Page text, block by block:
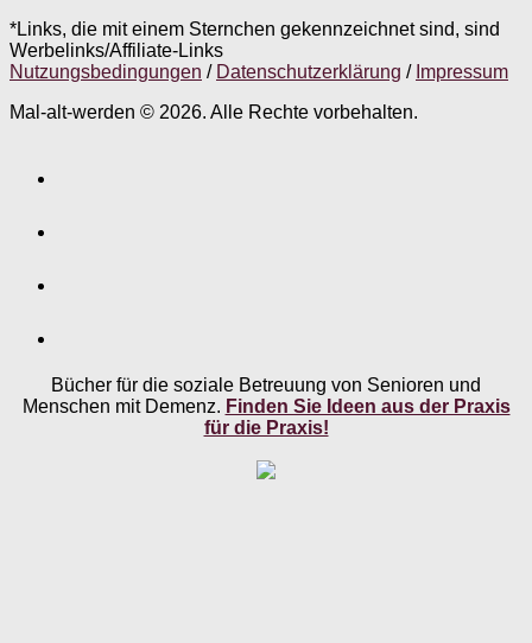
*Links, die mit einem Sternchen gekennzeichnet sind, sind
Werbelinks/Affiliate-Links
Nutzungsbedingungen / Datenschutzerklärung / Impressum
Mal-alt-werden © 2026. Alle Rechte vorbehalten.
Bücher für die soziale Betreuung von Senioren und
Menschen mit Demenz. Finden Sie Ideen aus der Praxis
für die Praxis!